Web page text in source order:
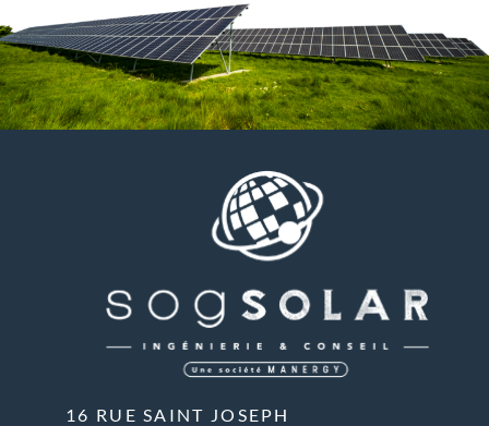
16 RUE SAINT JOSEPH